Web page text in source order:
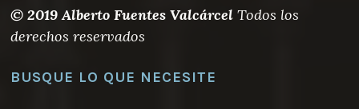
elegir
© 2019 Alberto Fuentes Valcárcel Todos los
derechos reservados
BUSQUE LO QUE NECESITE